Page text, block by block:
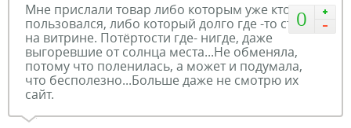
0
Мне прислали товар либо которым уже кто - то
пользовался, либо который долго где -то стоял
на витрине. Потёртости где- нигде, даже
выгоревшие от солнца места...Не обменяла,
потому что поленилась, а может и подумала,
что бесполезно...Больше даже не смотрю их
сайт.